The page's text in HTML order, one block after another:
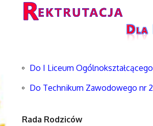
Do I Liceum Ogólnokształcącego
Do Technikum Zawodowego nr 2
Rada Rodziców